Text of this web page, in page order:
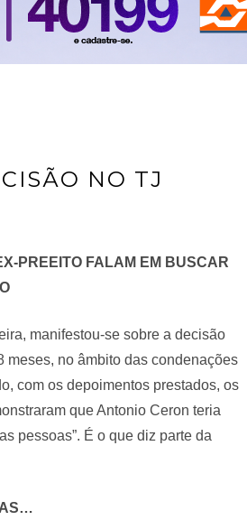
NO TJ
PREEITO FALAM EM BUSCAR
manifestou-se sobre a decisão
meses, no âmbito das condenações
com os depoimentos prestados, os
que Antonio Ceron teria
pessoas”. É o que diz parte da